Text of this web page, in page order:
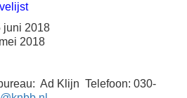
juni 2018
2018
Ad Klijn Telefoon: 030-